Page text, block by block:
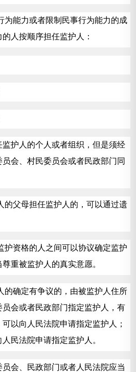
能力或者限制民事行为能力的成
人按顺序担任监护人：
护人的个人或者组织，但是须经
会、村民委员会或者民政部门同
父母担任监护人的，可以通过遗
资格的人之间可以协议确定监护
重被监护人的真实意愿。
确定有争议的，由被监护人住所
会或者民政部门指定监护人，有
以向人民法院申请指定监护人；
民法院申请指定监护人。
、民政部门或者人民法院应当